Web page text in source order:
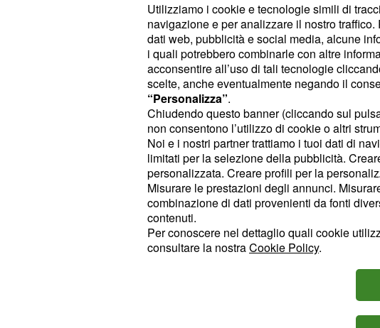
chiunque abbia bisogno di sfogarsi o
Avete la straordinaria capacità di riportare il
anche nei momenti più difficili, trasformando
un sorriso radioso. Grandi ascoltatori in ogni
vostra vicinanza è una certezza assoluta che
mai davanti alle difficoltà esterne. In poche
rappresentate gli amici ideali, persone su cui
totale affidamento a occhi chiusi. Che offriate
sicuro o un consiglio saggio, i vostri cari
straordinaria empatia, sempre priva di giudizi.
Utilizziamo i cookie e tecnologie simili di
navigazione e per analizzare il nostro
dati web, pubblicità e social media, alcune
i quali potrebbero combinarle con altre
acconsentire all’uso di tali tecnologie
scelte, anche eventualmente negando il
“Personalizza”.
Chiudendo questo banner (cliccando sul
non consentono l’utilizzo di cookie o altri
Noi e i nostri partner trattiamo i tuoi dati di
limitati per la selezione della pubblicità.
personalizzata. Creare profili per la
Misurare le prestazioni degli annunci.
combinazione di dati provenienti da fonti
contenuti.
Per conoscere nel dettaglio quali cookie
consultare la nostraCookie Policy.